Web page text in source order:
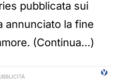
pubblicata sui
annunciato la fine
(Continua…)